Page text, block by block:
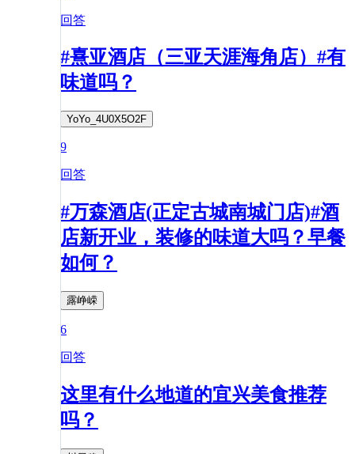
回答
#熹亚酒店（三亚天涯海角店）#有
味道吗？
YoYo_4U0X5O2F
9
回答
#万森酒店(正定古城南城门店)#酒
店新开业，装修的味道大吗？早餐
如何？
露峥嵘
6
回答
这里有什么地道的宜兴美食推荐
吗？